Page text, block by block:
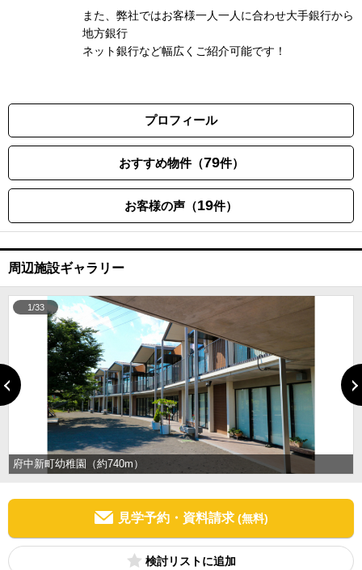
また、弊社ではお客様一人一人に合わせ大手銀行から
地方銀行
ネット銀行など幅広くご紹介可能です！
プロフィール
おすすめ物件（79件）
お客様の声（19件）
周辺施設ギャラリー
府中新町幼稚園（約740m）
1/33
見学予約・資料請求 (無料)
検討リスト